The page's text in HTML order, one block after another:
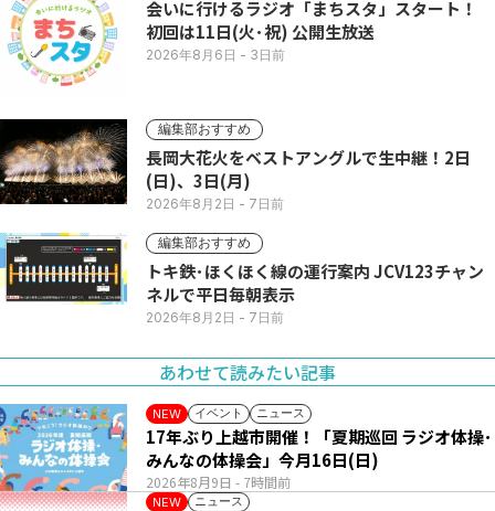
会いに行けるラジオ「まちスタ」スタート！
初回は11日(火･祝) 公開生放送
2026年8月6日 - 3日前
編集部おすすめ
長岡大花火をベストアングルで生中継！2日
(日)、3日(月)
2026年8月2日 - 7日前
編集部おすすめ
トキ鉄･ほくほく線の運行案内 JCV123チャン
ネルで平日毎朝表示
2026年8月2日 - 7日前
あわせて読みたい記事
NEW イベント ニュース
2026年8月9日 - 7時間前
17年ぶり上越市開催！「夏期巡回 ラジオ体操･
みんなの体操会」今月16日(日)
NEW ニュース